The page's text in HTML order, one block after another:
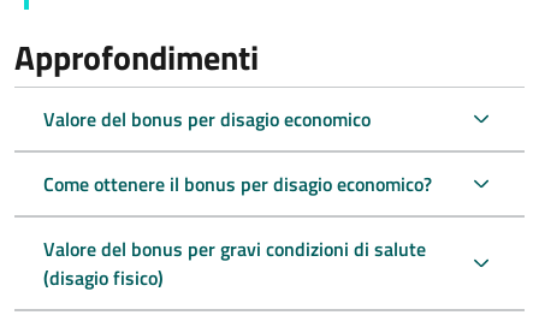
Approfondimenti
Valore del bonus per disagio economico
Come ottenere il bonus per disagio economico?
Valore del bonus per gravi condizioni di salute
(disagio fisico)